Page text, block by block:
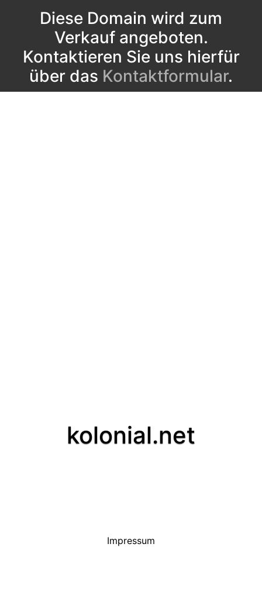
Diese Domain wird zum
Verkauf angeboten.
Kontaktieren Sie uns hierfür
über das Kontaktformular.
kolonial.net
Impressum